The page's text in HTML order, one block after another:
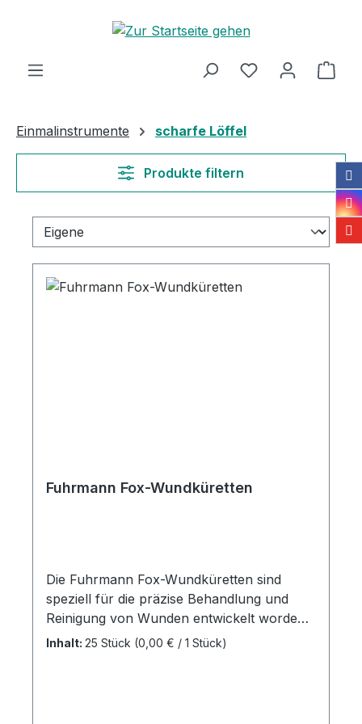
Zum Hauptinhalt springen
Einmalinstrumente scharfe Löffel
Produkte filtern
Fuhrmann Fox-Wundküretten
Die Fuhrmann Fox-Wundküretten sind
speziell für die präzise Behandlung und
Reinigung von Wunden entwickelt worden.
Sie bieten Medizinern ein hochwertiges
Inhalt: 25 Stück (0,00 € / 1 Stück)